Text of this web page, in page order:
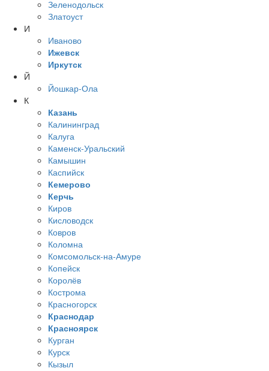
Зеленодольск
Златоуст
И
Иваново
Ижевск
Иркутск
Й
Йошкар-Ола
К
Казань
Калининград
Калуга
Каменск-Уральский
Камышин
Каспийск
Кемерово
Керчь
Киров
Кисловодск
Ковров
Коломна
Комсомольск-на-Амуре
Копейск
Королёв
Кострома
Красногорск
Краснодар
Красноярск
Курган
Курск
Кызыл